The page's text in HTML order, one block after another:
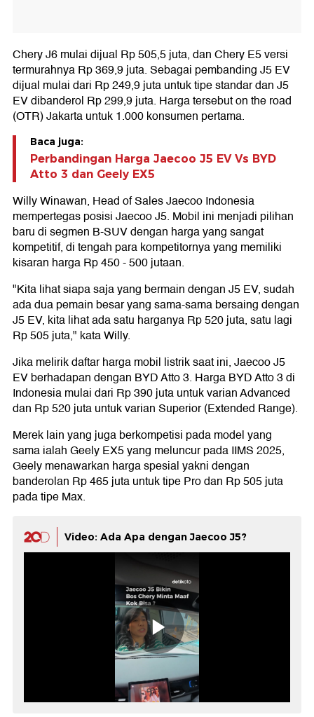
Chery J6 mulai dijual Rp 505,5 juta, dan Chery E5 versi
termurahnya Rp 369,9 juta. Sebagai pembanding J5 EV
dijual mulai dari Rp 249,9 juta untuk tipe standar dan J5
EV dibanderol Rp 299,9 juta. Harga tersebut on the road
(OTR) Jakarta untuk 1.000 konsumen pertama.
Baca juga:
Perbandingan Harga Jaecoo J5 EV Vs BYD
Atto 3 dan Geely EX5
Willy Winawan, Head of Sales Jaecoo Indonesia
mempertegas posisi Jaecoo J5. Mobil ini menjadi pilihan
baru di segmen B-SUV dengan harga yang sangat
kompetitif, di tengah para kompetitornya yang memiliki
kisaran harga Rp 450 - 500 jutaan.
"Kita lihat siapa saja yang bermain dengan J5 EV, sudah
ada dua pemain besar yang sama-sama bersaing dengan
J5 EV, kita lihat ada satu harganya Rp 520 juta, satu lagi
Rp 505 juta," kata Willy.
Jika melirik daftar harga mobil listrik saat ini, Jaecoo J5
EV berhadapan dengan BYD Atto 3. Harga BYD Atto 3 di
Indonesia mulai dari Rp 390 juta untuk varian Advanced
dan Rp 520 juta untuk varian Superior (Extended Range).
Merek lain yang juga berkompetisi pada model yang
sama ialah Geely EX5 yang meluncur pada IIMS 2025,
Geely menawarkan harga spesial yakni dengan
banderolan Rp 465 juta untuk tipe Pro dan Rp 505 juta
pada tipe Max.
Video: Ada Apa dengan Jaecoo J5?